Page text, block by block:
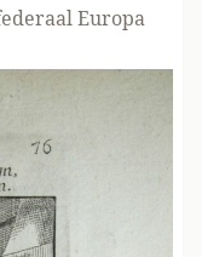
Europa